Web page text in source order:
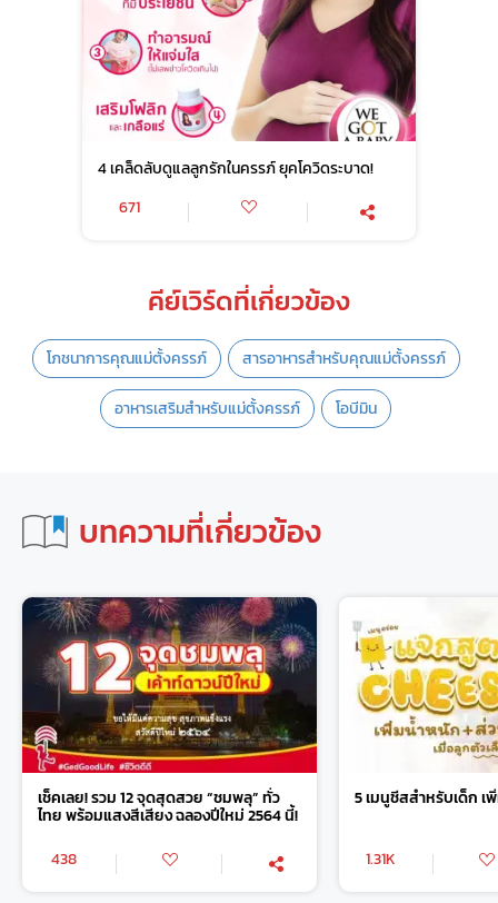
4 เคล็ดลับดูแลลูกรักในครรภ์ ยุคโควิดระบาด!
671
คีย์เวิร์ดที่เกี่ยวข้อง
โภชนาการคุณแม่ตั้งครรภ์ สารอาหารสำหรับคุณแม่ตั้งครรภ์
อาหารเสริมสำหรับแม่ตั้งครรภ์ โอบีมิน
บทความที่เกี่ยวข้อง
เช็คเลย! รวม 12 จุดสุดสวย “ชมพลุ” ทั่ว
ไทย พร้อมแสงสีเสียง ฉลองปีใหม่ 2564 นี้!
438
5 เมนูชีสสำหรับเด็ก
1.31K